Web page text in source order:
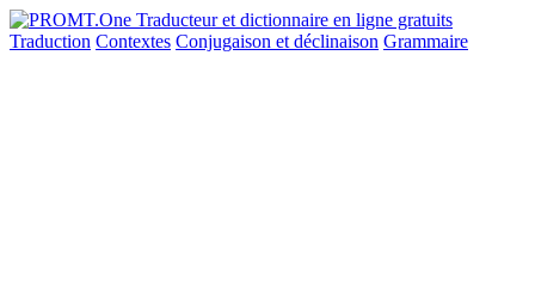
Traduction Contextes Conjugaison et déclinaison Grammaire